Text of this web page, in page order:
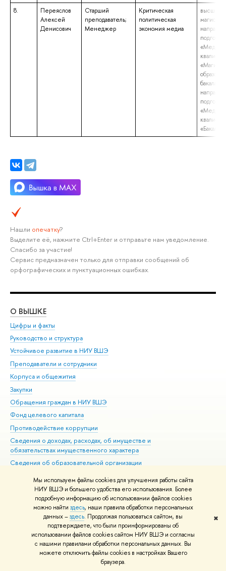
Мы используем файлы cookies для улучшения работы сайта
НИУ ВШЭ и большего удобства его использования. Более
подробную информацию об использовании файлов cookies
можно найти здесь, наши правила обработки персональных
данных –здесь. Продолжая пользоваться сайтом, вы
подтверждаете, что были проинформированы об
использовании файлов cookies сайтом НИУ ВШЭ и согласны
с нашими правилами обработки персональных данных. Вы
можете отключить файлы cookies в настройках Вашего
браузера.
✖
8.
Переяслов
Алексей
Денисович
Старший
преподаватель;
Менеджер
Критическая
политическая
экономия медиа
высшее
Нашли опечатку?
Выделите её, нажмите Ctrl+Enter и отправьте нам уведомление.
Спасибо за участие!
Сервис предназначен только для отправки сообщений об
орфографических и пунктуационных ошибках.
О ВЫШКЕ
Цифры и факты
Руководство и структура
Устойчивое развитие в НИУ ВШЭ
Преподаватели и сотрудники
Корпуса и общежития
Закупки
Обращения граждан в НИУ ВШЭ
Фонд целевого капитала
Противодействие коррупции
Сведения о доходах, расходах, об имуществе и
обязательствах имущественного характера
Сведения об образовательной организации
Людям с ограниченными возможностями здоровья
Единая платежная страница
Работа в Вышке
© НИУ ВШЭ 1993–2026 Адреса и контакты Условия использования
материалов Политика конфиденциальности Карта сайта
Шрифты HSE Sans и HSE Slab разработаны вШколе дизайна НИУ ВШЭ